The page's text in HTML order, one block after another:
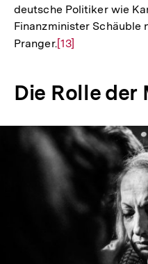
deutsche Politiker wie
Finanzminister Schäuble
Pranger.Zur
Fußnote
[13]
Die Rolle der